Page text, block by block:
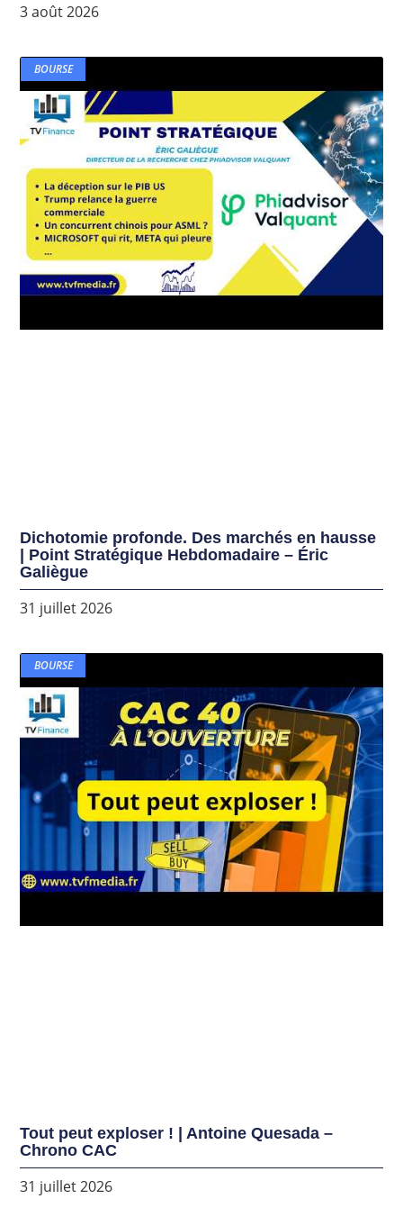
3 août 2026
BOURSE
Dichotomie profonde. Des marchés en hausse
| Point Stratégique Hebdomadaire – Éric
Galiègue
31 juillet 2026
BOURSE
Tout peut exploser ! | Antoine Quesada –
Chrono CAC
31 juillet 2026